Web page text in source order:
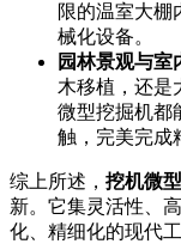
限的温室大
械化设备。
园林景观与室
木移植，还是
微型挖掘机都
触，完美完成
综上所述， 挖机微型
新。它集灵活性、
化、精细化的现代